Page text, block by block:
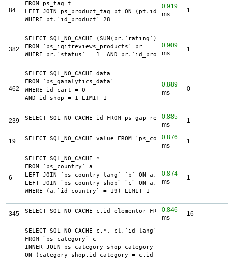
84
FROM ps_tag t
LEFT JOIN ps_product_tag pt ON (pt.id_tag = t.id_tag)
WHERE pt.`id_product`=28
0.919
ms
1
382
SELECT SQL_NO_CACHE (SUM(pr.`rating`) /
FROM `ps_iqitreviews_products` pr
WHERE pr.`status` = 1  AND pr.`id_product` = 3833 LIMIT 1
0.909
ms
1
462
SELECT SQL_NO_CACHE data
FROM `ps_ganalytics_data`
WHERE id_cart = 0
AND id_shop = 1 LIMIT 1
0.889
ms
0
239 SELECT SQL_NO_CACHE id FROM ps_gap_refund_partial
0.885
ms
1
19 SELECT SQL_NO_CACHE value FROM `ps_configuration` WHERE
0.876
ms
1
6
SELECT SQL_NO_CACHE *
FROM `ps_country` a
LEFT JOIN `ps_country_lang` `b` ON a.`id_country` =
LEFT JOIN `ps_country_shop` `c` ON a.`id_country` =
WHERE (a.`id_country` = 19) LIMIT 1
0.874
ms
1
345 SELECT SQL_NO_CACHE c.id_elementor FROM
0.846
ms
16
SELECT SQL_NO_CACHE c.*, cl.`id_lang`,
FROM `ps_category` c
INNER JOIN ps_category_shop category_shop
ON (category_shop.id_category = c.id_category AND